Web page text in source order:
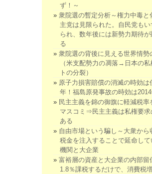
ず！～
衆院選の暫定分析～権力中毒と
主党は見限られた。自民党もい
られ、数年後には新勢力期待が
る
衆院選の背後に見える世界情勢
（米支配勢力の凋落→日本の私
トの分裂）
原子力損害賠償の消滅の時効は
年！福島原発事故の時効は2014
民主主義を錦の御旗に軽減税率
マスコミ⇒民主主義は私権要求
ある
自由市場という騙し～大衆から
税金を注入することで延命して
機関と大企業
富裕層の資産と大企業の内部留
1.8％課税するだけで、消費税